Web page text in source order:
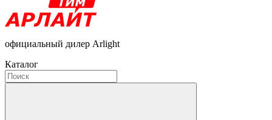
официальный дилер Arlight
Каталог